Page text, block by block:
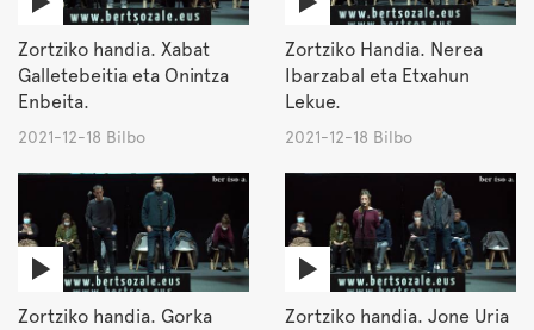
Zortziko handia. Xabat
Galletebeitia eta Onintza
Enbeita.
2021-12-18 Bilbo
Zortziko Handia. Nerea
Ibarzabal eta Etxahun
Lekue.
2021-12-18 Bilbo
Zortziko handia. Gorka
Zortziko handia. Jone Uria